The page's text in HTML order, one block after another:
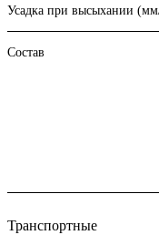
Усадка при высыхании
Состав
Транспортные